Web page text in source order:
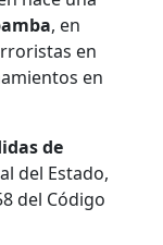
, en
en
en
de
del Estado,
del Código